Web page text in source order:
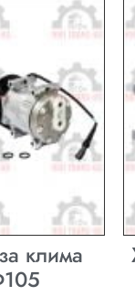
клима